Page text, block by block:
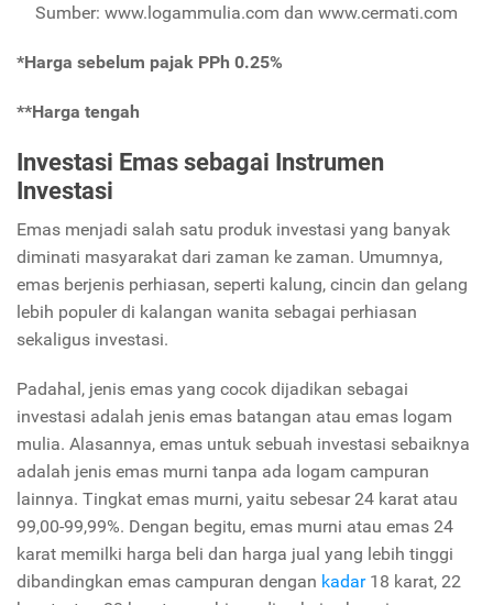
Sumber: www.logammulia.com dan www.cermati.com
*Harga sebelum pajak PPh 0.25%
**Harga tengah
Investasi Emas sebagai Instrumen
Investasi
Emas menjadi salah satu produk investasi yang banyak
diminati masyarakat dari zaman ke zaman. Umumnya,
emas berjenis perhiasan, seperti kalung, cincin dan gelang
lebih populer di kalangan wanita sebagai perhiasan
sekaligus investasi.
Padahal, jenis emas yang cocok dijadikan sebagai
investasi adalah jenis emas batangan atau emas logam
mulia. Alasannya, emas untuk sebuah investasi sebaiknya
adalah jenis emas murni tanpa ada logam campuran
lainnya. Tingkat emas murni, yaitu sebesar 24 karat atau
99,00-99,99%. Dengan begitu, emas murni atau emas 24
karat memilki harga beli dan harga jual yang lebih tinggi
dibandingkan emas campuran dengan kadar18 karat, 22